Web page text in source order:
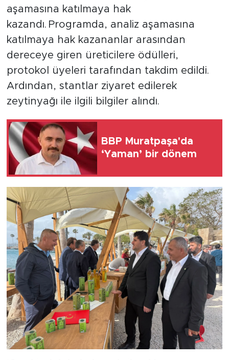
aşamasına katılmaya hak
kazandı. Programda, analiz aşamasına
katılmaya hak kazananlar arasından
dereceye giren üreticilere ödülleri,
protokol üyeleri tarafından takdim edildi.
Ardından, stantlar ziyaret edilerek
zeytinyağı ile ilgili bilgiler alındı.
BBP Muratpaşa'da
‘Yaman’ bir dönem